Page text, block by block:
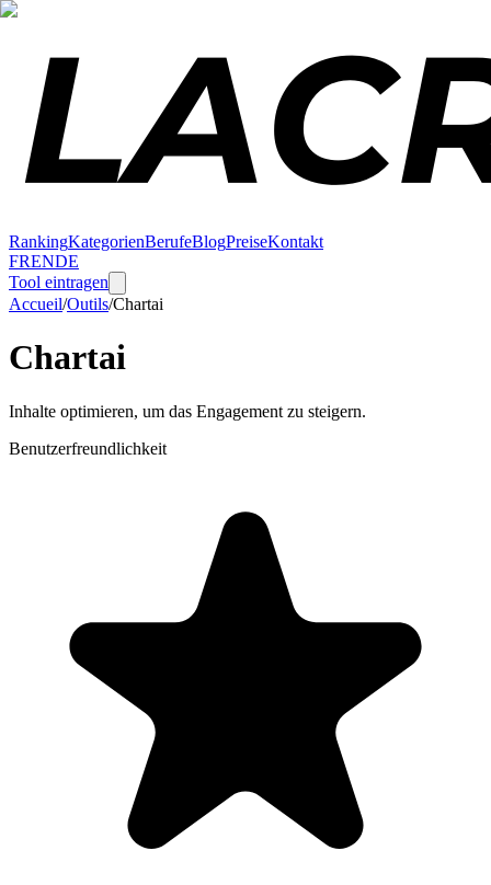
RankingKategorienBerufeBlogPreiseKontakt
FRENDE
Tool eintragen
Accueil/Outils/Chartai
Chartai
Inhalte optimieren, um das Engagement zu steigern.
Benutzerfreundlichkeit